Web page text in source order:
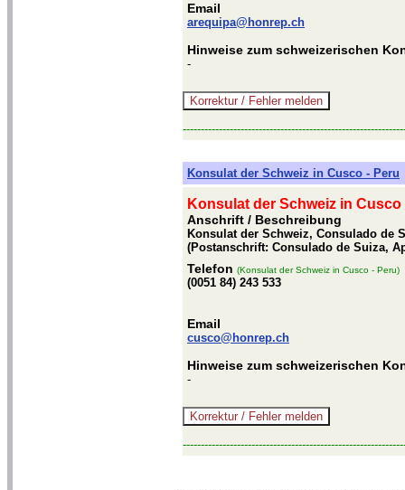
Email
arequipa@honrep.ch
Hinweise zum schweizerischen
-
Konsulat der Schweiz in Cusco - Peru
Konsulat der Schweiz in Cusco
Anschrift / Beschreibung
Konsulat der Schweiz, Consulado de
(Postanschrift: Consulado de Suiza,
Telefon (Konsulat der Schweiz in Cusco - Peru)
(0051 84) 243 533
Email
cusco@honrep.ch
Hinweise zum schweizerischen
-